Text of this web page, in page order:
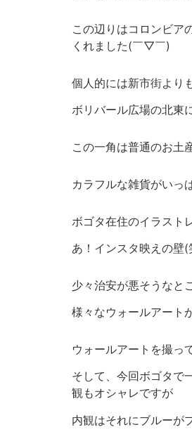
この辺りはコロンビア
くれました(￣▽￣)
個人的には新市街より
ボリバール広場の北東
この一角は普通のお土
カラフルな雑貨がいっ
ボゴタ在住のイラスト
あ！インスタ映えの壁(
少々治安が悪そうなと
様々なウォールアート
ウォールアートを撮っ
そして、今回ボゴタで
観もオシャレですが
内観はそれにブルーが